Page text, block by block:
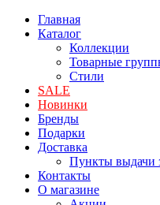
Главная
Каталог
Коллекции
Товарные
Стили
SALE
Новинки
Бренды
Подарки
Доставка
Пункты выдачи
Контакты
О магазине